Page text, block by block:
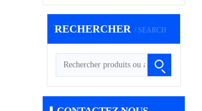
RECHERCHER / SEARCH